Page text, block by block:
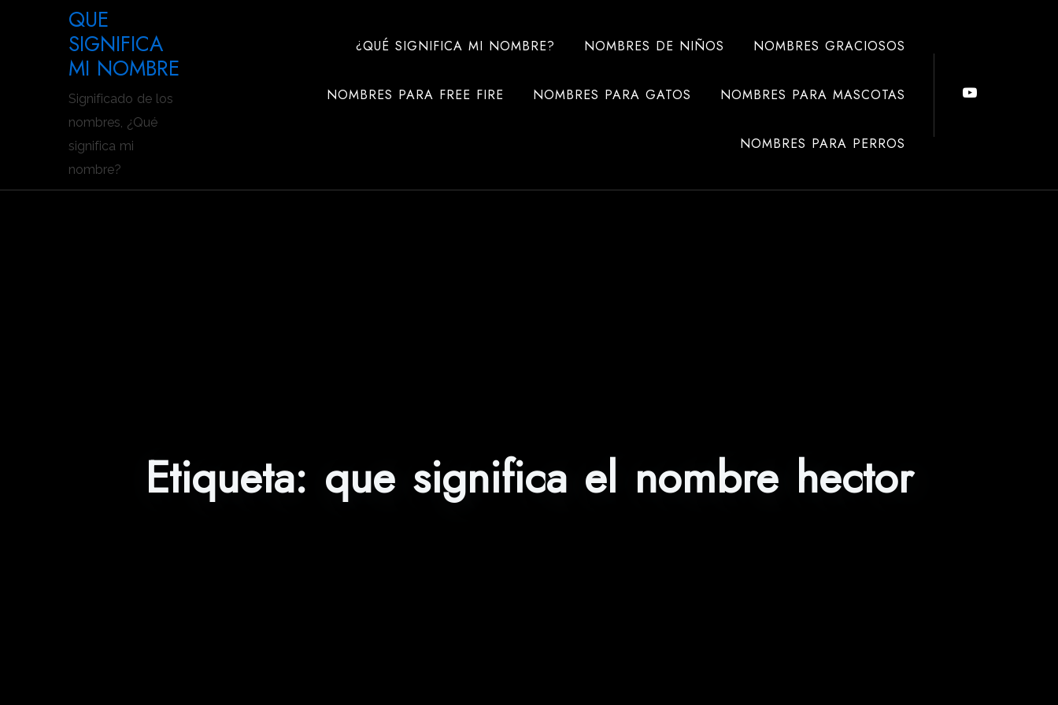
QUE
SIGNIFICA
MI NOMBRE
Significado de los
nombres, ¿Qué
significa mi
nombre?
¿QUÉ SIGNIFICA MI NOMBRE? NOMBRES DE NIÑOS NOMBRES GRACIOSOS
NOMBRES PARA FREE FIRE NOMBRES PARA GATOS NOMBRES PARA MASCOTAS
NOMBRES PARA PERROS
Etiqueta: que significa el nombre hector